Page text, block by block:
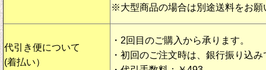
※大型商品の場合は別途送料をお願
代引き便について
(着払い）
・2回目のご購入から承ります。
・初回のご注文時は、銀行振り込